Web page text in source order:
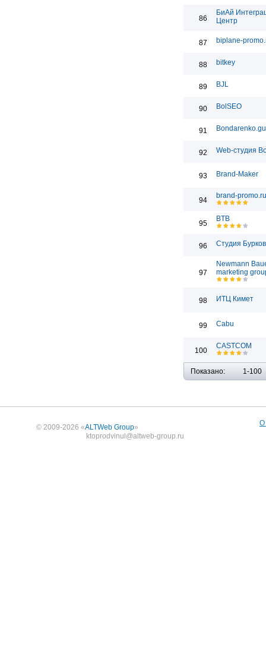
86
БиАй
Центр
87 biplane-
88 bitkey
89 BJL
90 BolSEO
91
92 Web-студия
93 Brand-Maker
94
brand-promo.ru
95
BTB
96 Студия
97
Newmann
marketing
98 ИТЦ Кимет
99 Cabu
100
CASTCOM
Показано: 1-100
© 2009-2026 «ALTWeb Group»
ktoprodvinul@altweb-group.ru
О